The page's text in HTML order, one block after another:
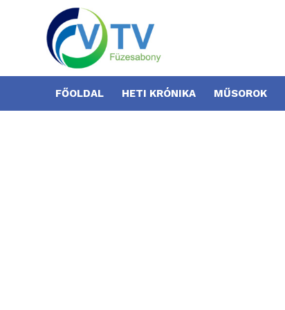
FŐOLDAL HETI KRÓNIKA MŰSOROK